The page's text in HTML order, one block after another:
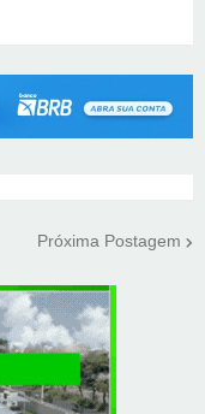
Próxima Postagem